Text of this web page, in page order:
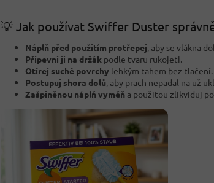
💡 Jak používat Swiffer Duster
Náplň před použitím protřepej, aby se vlákna
Připevni ji na držák podle tvaru rukojeti.
Otírej suché povrchy lehkým tahem bez tlačení.
Postupuj shora dolů, aby prach nepadal na už
Zašpiněnou náplň vyměň a použitou zlikviduj